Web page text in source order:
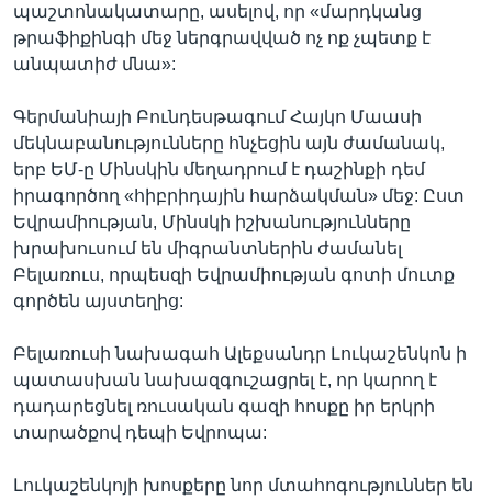
պաշտոնակատարը, ասելով, որ «մարդկանց
թրաֆիքինգի մեջ ներգրավված ոչ ոք չպետք է
անպատիժ մնա»:
Գերմանիայի Բունդեսթագում Հայկո Մաասի
մեկնաբանությունները հնչեցին այն ժամանակ,
երբ ԵՄ-ը Մինսկին մեղադրում է դաշինքի դեմ
իրագործող «հիբրիդային հարձակման» մեջ: Ըստ
Եվրամիության, Մինսկի իշխանությունները
խրախուսում են միգրանտներին ժամանել
Բելառուս, որպեսզի Եվրամիության գոտի մուտք
գործեն այստեղից:
Բելառուսի նախագահ Ալեքսանդր Լուկաշենկոն ի
պատասխան նախազգուշացրել է, որ կարող է
դադարեցնել ռուսական գազի հոսքը իր երկրի
տարածքով դեպի Եվրոպա:
Լուկաշենկոյի խոսքերը նոր մտահոգություններ են